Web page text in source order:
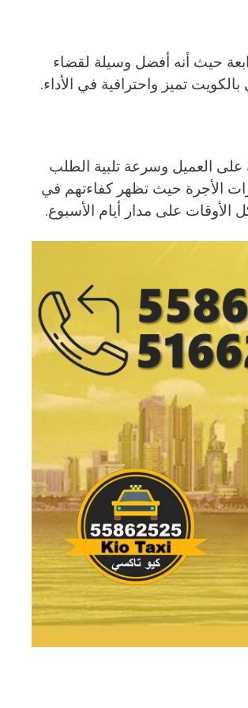
حيث أنه أفضل وسيلة لقضاء
تميز واحترافية في الأداء.
العميل وسرعة تلبية الطلب
الأجرة حيث تظهر كفاءتهم في
على مدار أيام الأسبوع.